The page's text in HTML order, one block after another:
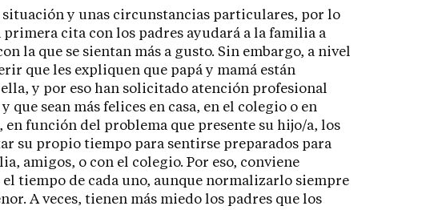
situación y unas circunstancias particulares, por lo
primera cita con los padres ayudará a la familia a
la que se sientan más a gusto. Sin embargo, a nivel
que les expliquen que papá y mamá están
y por eso han solicitado atención profesional
que sean más felices en casa, en el colegio o en
en función del problema que presente su hijo/a, los
su propio tiempo para sentirse preparados para
amigos, o con el colegio. Por eso, conviene
tiempo de cada uno, aunque normalizarlo siempre
A veces, tienen más miedo los padres que los